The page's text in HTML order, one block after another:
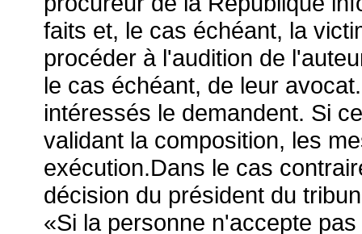
faits et, le cas échéant, la
procéder à l'audition de
le cas échéant, de leur
intéressés le demandent. Si
validant la composition, les
exécution.Dans le cas
décision du président du
«Si la personne n'accepte